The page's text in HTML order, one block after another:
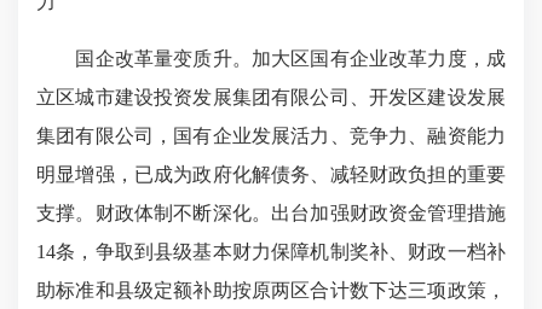
国企改革量变质升。加大区国有企业改革力度，成
立区城市建设投资发展集团有限公司、开发区建设发展
集团有限公司，国有企业发展活力、竞争力、融资能力
明显增强，已成为政府化解债务、减轻财政负担的重要
支撑。财政体制不断深化。出台加强财政资金管理措施
14条，争取到县级基本财力保障机制奖补、财政一档补
助标准和县级定额补助按原两区合计数下达三项政策，